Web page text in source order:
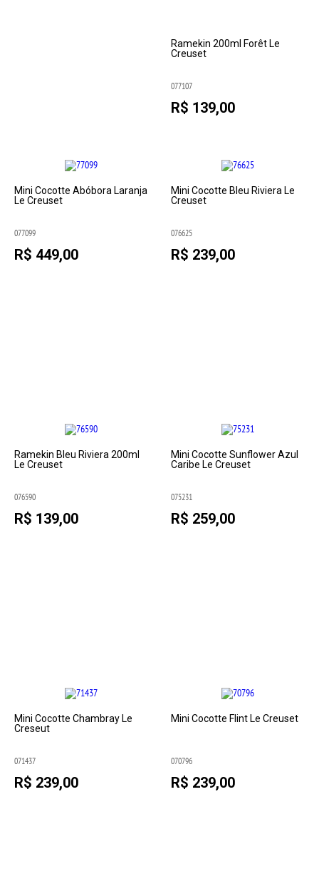
Ramekin 200ml Forêt Le
Creuset
077107
R$ 139,00
Mini Cocotte Abóbora Laranja
Le Creuset
077099
R$ 449,00
Mini Cocotte Bleu Riviera Le
Creuset
076625
R$ 239,00
Ramekin Bleu Riviera 200ml
Le Creuset
076590
R$ 139,00
Mini Cocotte Sunflower Azul
Caribe Le Creuset
075231
R$ 259,00
Mini Cocotte Chambray Le
Creseut
071437
R$ 239,00
Mini Cocotte Flint Le Creuset
070796
R$ 239,00